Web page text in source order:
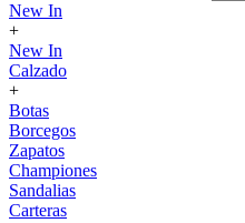
New In
+
New In
Calzado
+
Botas
Borcegos
Zapatos
Championes
Sandalias
Carteras